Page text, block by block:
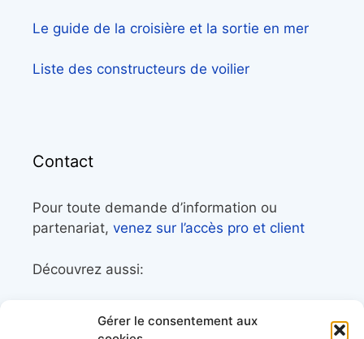
Gérer le consentement aux
Le guide de la croisière et la sortie en mer
Liste des constructeurs de voilier
Contact
Pour toute demande d’information ou
partenariat, venez sur l’accès pro et client
Découvrez aussi:
librairie maritime